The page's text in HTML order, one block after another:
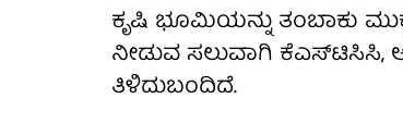
ಕೃಷಿ ಭೂಮಿಯನ್ನು ತಂಬಾಕು
ನೀಡುವ ಸಲುವಾಗಿ
ತಿಳಿದುಬಂದಿದೆ.